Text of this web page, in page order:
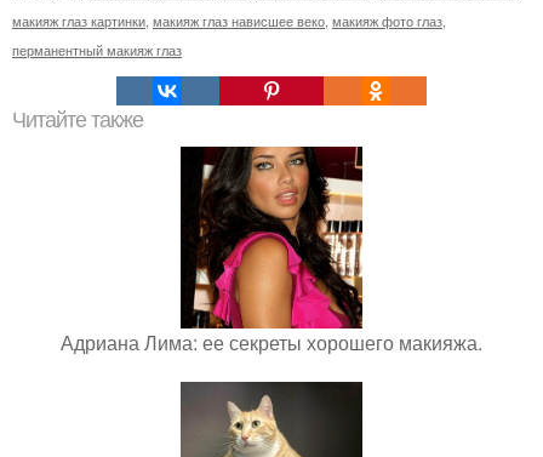
макияж глаз картинки, макияж глаз нависшее веко, макияж фото глаз,
перманентный макияж глаз
Читайте также
Адриана Лима: ее секреты хорошего макияжа.